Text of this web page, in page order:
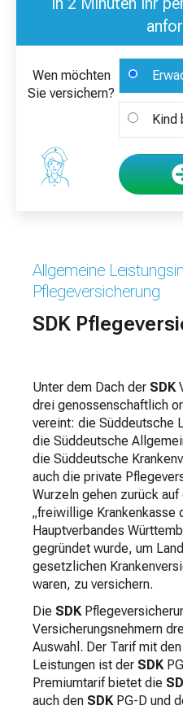
Wen möchten
Sie versichern?
Kind
Allgemeine
Pflegeversicherung
SDK
Unter dem Dach der SDK
drei genossenschaftlich
vereint: die Süddeutsche
die Süddeutsche
die Süddeutsche
auch die private
Wurzeln gehen zurück
„freiwillige
Hauptverbandes
gegründet wurde, um
gesetzlichen
waren, zu versichern.
Die SDK
Versicherungsnehmern
Auswahl. Der Tarif mit
Leistungen ist der SDK
Premiumtarif bietet die
auch den SDK PG-D und